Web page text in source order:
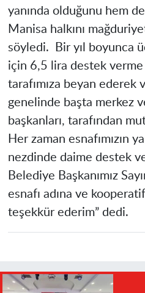
yanında olduğunu hem
Manisa halkını
söyledi. Bir yıl boyunca
için 6,5 lira destek verme
tarafımıza beyan ederek
genelinde başta merkez
başkanları, tarafından
Her zaman esnafımızın
nezdinde daime destek
Belediye Başkanımız
esnafı adına ve
teşekkür ederim” dedi.